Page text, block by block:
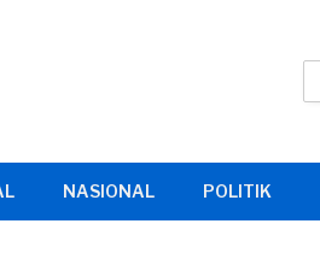
NASIONAL POLITIK